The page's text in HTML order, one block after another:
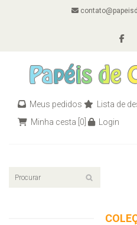
Meus pedidos Lista de
Minha cesta [0] Login